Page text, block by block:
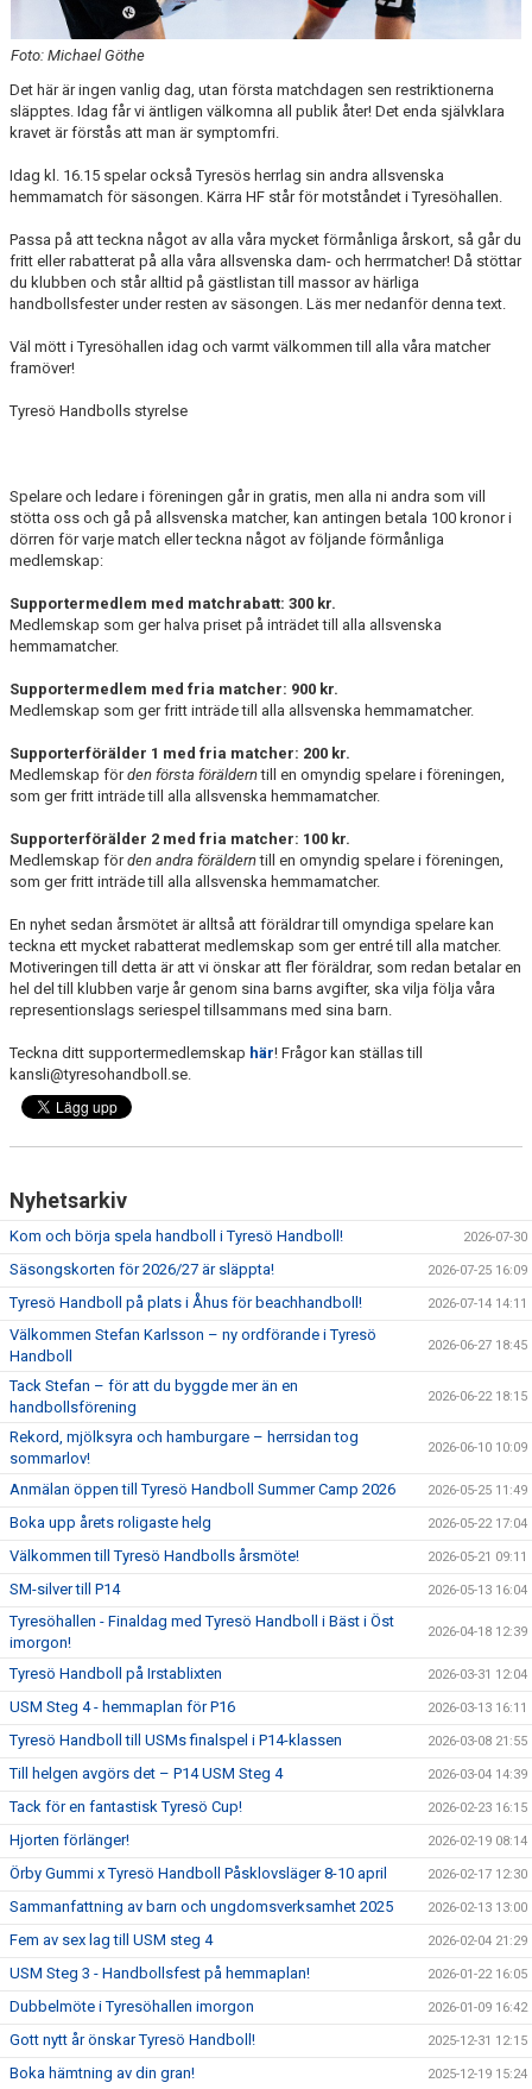
Foto: Michael Göthe
Det här är ingen vanlig dag, utan första matchdagen sen restriktionerna
släpptes. Idag får vi äntligen välkomna all publik åter! Det enda självklara
kravet är förstås att man är symptomfri.
Idag kl. 16.15 spelar också Tyresös herrlag sin andra allsvenska
hemmamatch för säsongen. Kärra HF står för motståndet i Tyresöhallen.
Passa på att teckna något av alla våra mycket förmånliga årskort, så går du
fritt eller rabatterat på alla våra allsvenska dam- och herrmatcher! Då stöttar
du klubben och står alltid på gästlistan till massor av härliga
handbollsfester under resten av säsongen. Läs mer nedanför denna text.
Väl mött i Tyresöhallen idag och varmt välkommen till alla våra matcher
framöver!
Tyresö Handbolls styrelse
Spelare och ledare i föreningen går in gratis, men alla ni andra som vill
stötta oss och gå på allsvenska matcher, kan antingen betala 100 kronor i
dörren för varje match eller teckna något av följande förmånliga
medlemskap:
Supportermedlem med matchrabatt: 300 kr.
Medlemskap som ger halva priset på inträdet till alla allsvenska
hemmamatcher.
Supportermedlem med fria matcher: 900 kr.
Medlemskap som ger fritt inträde till alla allsvenska hemmamatcher.
Supporterförälder 1 med fria matcher: 200 kr.
Medlemskap förden första förälderntill en omyndig spelare i föreningen,
som ger fritt inträde till alla allsvenska hemmamatcher.
Supporterförälder 2 med fria matcher: 100 kr.
Medlemskap förden andra förälderntill en omyndig spelare i föreningen,
som ger fritt inträde till alla allsvenska hemmamatcher.
En nyhet sedan årsmötet är alltså att föräldrar till omyndiga spelare kan
teckna ett mycket rabatterat medlemskap som ger entré till alla matcher.
Motiveringen till detta är att vi önskar att fler föräldrar, som redan betalar en
hel del till klubben varje år genom sina barns avgifter, ska vilja följa våra
representionslags seriespel tillsammans med sina barn.
Teckna ditt supportermedlemskap här! Frågor kan ställas till
kansli@tyresohandboll.se.
Nyhetsarkiv
Kom och börja spela handboll i Tyresö Handboll! 2026-07-30
Säsongskorten för 2026/27 är släppta! 2026-07-25 16:09
Tyresö Handboll på plats i Åhus för beachhandboll! 2026-07-14 14:11
Välkommen Stefan Karlsson – ny ordförande i Tyresö
Handboll
2026-06-27 18:45
Tack Stefan – för att du byggde mer än en
handbollsförening
2026-06-22 18:15
Rekord, mjölksyra och hamburgare – herrsidan tog
sommarlov!
2026-06-10 10:09
Anmälan öppen till Tyresö Handboll Summer Camp 2026 2026-05-25 11:49
Boka upp årets roligaste helg 2026-05-22 17:04
Välkommen till Tyresö Handbolls årsmöte! 2026-05-21 09:11
SM-silver till P14 2026-05-13 16:04
Tyresöhallen - Finaldag med Tyresö Handboll i Bäst i Öst
imorgon!
2026-04-18 12:39
Tyresö Handboll på Irstablixten 2026-03-31 12:04
USM Steg 4 - hemmaplan för P16 2026-03-13 16:11
Tyresö Handboll till USMs finalspel i P14-klassen 2026-03-08 21:55
Till helgen avgörs det – P14 USM Steg 4 2026-03-04 14:39
Tack för en fantastisk Tyresö Cup! 2026-02-23 16:15
Hjorten förlänger! 2026-02-19 08:14
Örby Gummi x Tyresö Handboll Påsklovsläger 8-10 april 2026-02-17 12:30
Sammanfattning av barn och ungdomsverksamhet 2025 2026-02-13 13:00
Fem av sex lag till USM steg 4 2026-02-04 21:29
USM Steg 3 - Handbollsfest på hemmaplan! 2026-01-22 16:05
Dubbelmöte i Tyresöhallen imorgon 2026-01-09 16:42
Gott nytt år önskar Tyresö Handboll! 2025-12-31 12:15
Boka hämtning av din gran! 2025-12-19 15:24